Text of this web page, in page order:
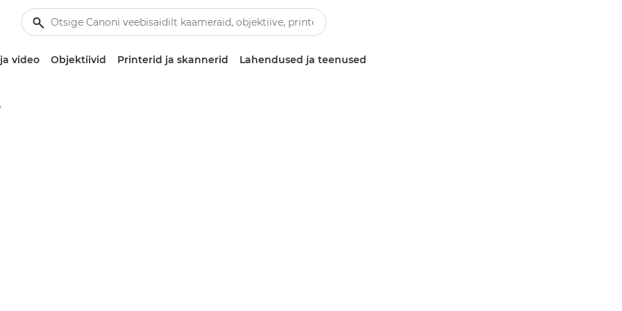
video Objektiivid Printerid ja skannerid Lahendused ja teenused